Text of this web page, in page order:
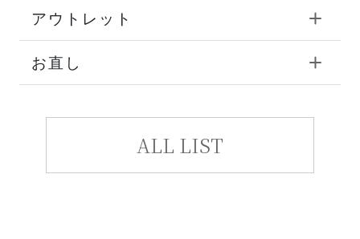
アウトレット
お直し
ALL LIST